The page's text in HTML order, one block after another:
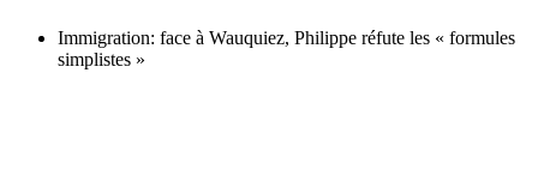
Immigration: face à Wauquiez, Philippe réfute les « formules
simplistes »